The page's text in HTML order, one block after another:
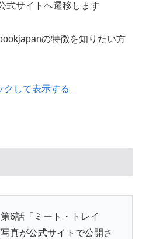
式サイトへ遷移します
の特徴を知りたい方
クして表示する
6話「ミート・トレイ
真が公式サイトで公開さ